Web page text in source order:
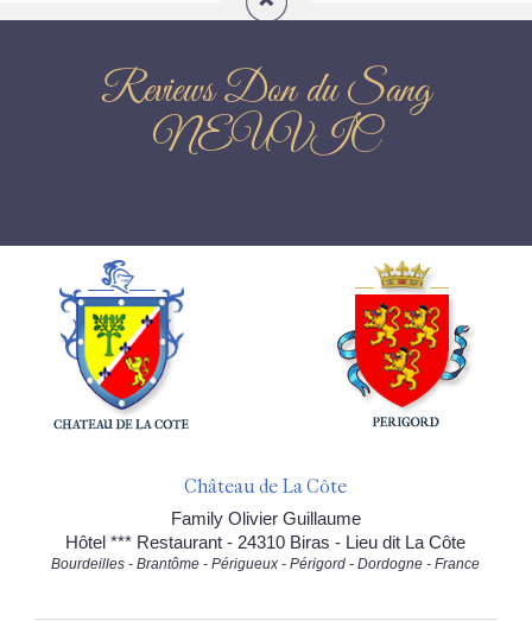
Reviews Don du Sang
NEUVIC
Château de La Côte
Family Olivier Guillaume
Hôtel *** Restaurant - 24310 Biras - Lieu dit La Côte
Bourdeilles - Brantôme - Périgueux - Périgord - Dordogne - France